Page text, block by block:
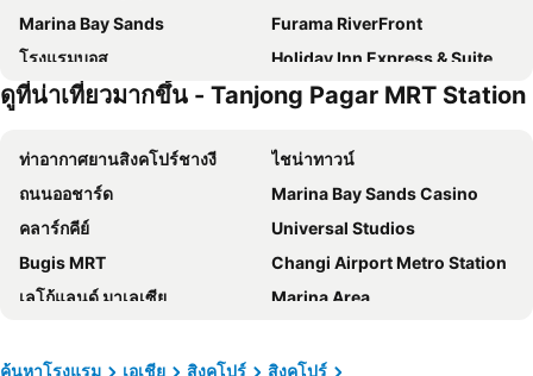
Marina Bay Sands
Furama RiverFront
โรงแรมบอส
Holiday Inn Express & Suites Singapore Novena By Ihg
Andaz Singapore, by Hyatt
Paradox Singapore
ฮิลตัน การ์เดน อินน์ สิงคโปร์ เซรังกูน
Citadines Connect City Centre Singapore
Travelodge Harbourfront Singapore
Hotel Mi Rochor
Hotel NuVe Urbane
โรงแรมเดอะ ฟูลเลอร์ตัน สิงคโปร์
ST Signature Chinatown
Holiday Inn Singapore Orchard City Centre By Ihg
Hotel Mi Bencoolen
Hotel Yan
Hotel 1900 Express Chinatown
โรงแรมคาร์ลตัน สิงคโปร์
ดูที่น่าเที่ยวมากขึ้น - Tanjong Pagar MRT Station
ท่าอากาศยานสิงคโปร์ชางงี
ไชน่าทาวน์
ถนนออชาร์ด
Marina Bay Sands Casino
คลาร์กคีย์
Universal Studios
Bugis MRT
Changi Airport Metro Station
เลโก้แลนด์ มาเลเซีย
Marina Area
สิงค์โปร์เอ็กซ์โป
Bayfront MRT Station
ค้นหาโรงแรม เอเชีย สิงคโปร์
สิงคโปร์